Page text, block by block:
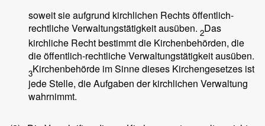
soweit sie aufgrund kirchlichen Rechts öffentlich-
rechtliche Verwaltungstätigkeit ausüben. 2Das
kirchliche Recht bestimmt die Kirchenbehörden, die
die öffentlich-rechtliche Verwaltungstätigkeit ausüben.
3Kirchenbehörde im Sinne dieses Kirchengesetzes ist
jede Stelle, die Aufgaben der kirchlichen Verwaltung
wahrnimmt.